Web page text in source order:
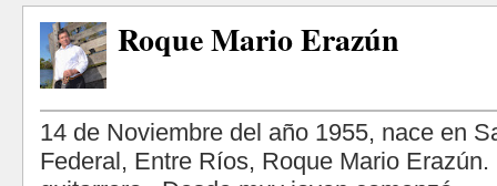
Roque Mario Erazún